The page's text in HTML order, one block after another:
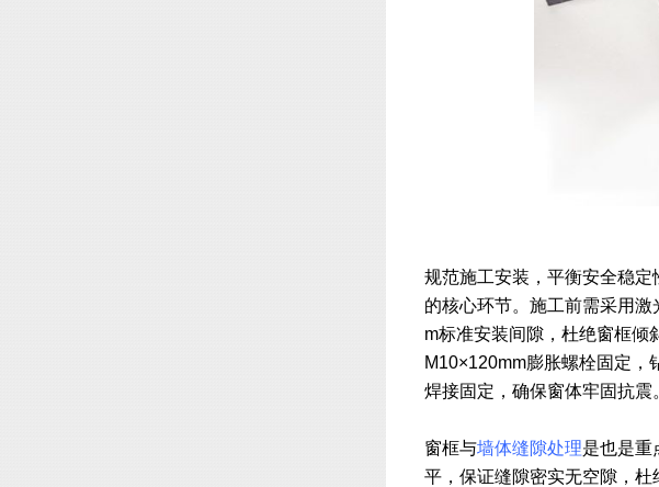
规范施工安装，平衡安全稳
的核心环节。施工前需采用
m标准安装间隙，杜绝窗框倾
M10×120mm膨胀螺栓固定，
焊接固定，确保窗体牢固抗震
窗框与墙体缝隙处理是也是重
平，保证缝隙密实无空隙，杜